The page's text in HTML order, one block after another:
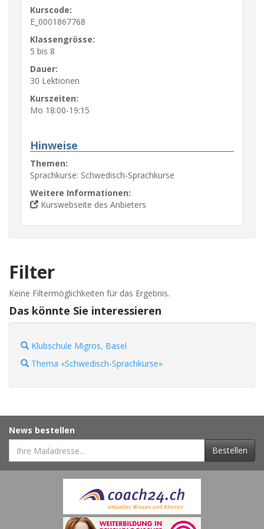
Kurscode:
E_0001867768
Klassengrösse:
5 bis 8
Dauer:
30 Lektionen
Kurszeiten:
Mo 18:00-19:15
Hinweise
Themen:
Sprachkurse: Schwedisch-Sprachkurse
Weitere Informationen:
Kurswebseite des Anbieters
Filter
Keine Filtermöglichkeiten für das Ergebnis.
Das könnte Sie interessieren
Klubschule Migros, Basel
Thema «Schwedisch-Sprachkurse»
News bestellen
Bestellen